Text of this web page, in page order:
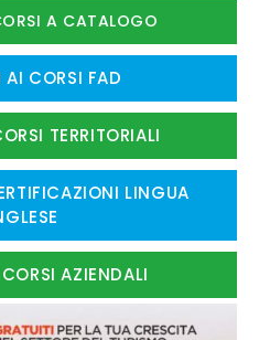
A CATALOGO
AI CORSI FAD
TERRITORIALI
LINGUA
AZIENDALI